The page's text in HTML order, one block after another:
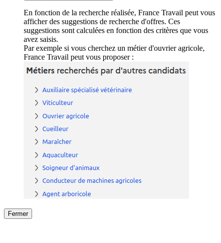
En fonction de la recherche réalisée, France Travail peut vous
afficher des suggestions de recherche d'offres. Ces
suggestions sont calculées en fonction des critères que vous
avez saisis.
Par exemple si vous cherchez un métier d'ouvrier agricole,
France Travail peut vous proposer :
Fermer